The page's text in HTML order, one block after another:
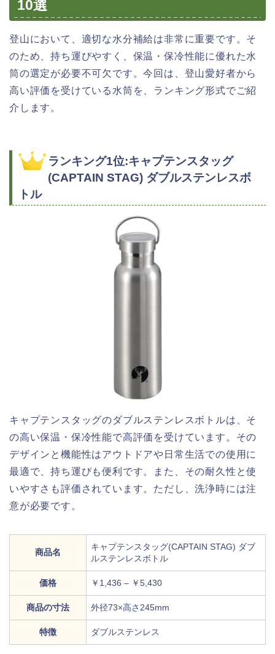
10選
登山において、適切な水分補給は非常に重要です。そ
のため、持ち運びやすく、保温・保冷性能に優れた水
筒の選定が必要不可欠です。今回は、登山愛好者から
高い評価を受けている水筒を、ランキング形式でご紹
介します。
ランキング1位:キャプテンスタッグ
(CAPTAIN STAG) ダブルステンレスボ
トル
キャプテンスタッグのダブルステンレスボトルは、そ
の高い保温・保冷性能で高評価を受けています。その
デザインと機能性はアウトドアや日常生活での使用に
最適で、持ち運びも便利です。また、その耐久性と使
いやすさも評価されています。ただし、洗浄時には注
意が必要です。
商品名
キャプテンスタッグ(CAPTAIN STAG) ダブ
ルステンレスボトル
価格 ￥1,436 – ￥5,430
商品の寸法 外径73×高さ245mm
特徴 ダブルステンレス